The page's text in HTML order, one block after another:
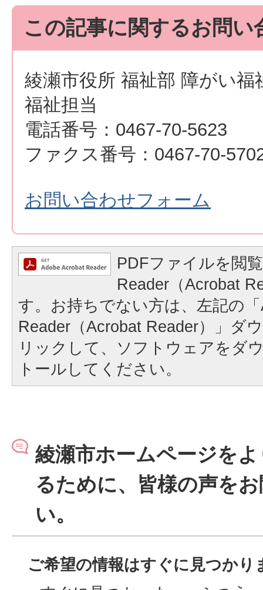
この記事に関するお問い
綾瀬市役所 福祉部 障がい福
福祉担当
電話番号：0467-70-5623
ファクス番号：0467-70-
お問い合わせフォーム
PDFファイルを閲
Reader（Acrobat
す。お持ちでない方は、左記の
Reader（Acrobat Reader）」ダ
リックして、ソフトウェアをダ
トールしてください。
綾瀬市ホームページを
るために、皆様の声を
い。
ご希望の情報はすぐに見つかり